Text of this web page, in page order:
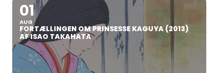
01
AUG
FORTÆLLINGEN OM PRINSESSE KAGUYA (2013)
AF ISAO TAKAHATA